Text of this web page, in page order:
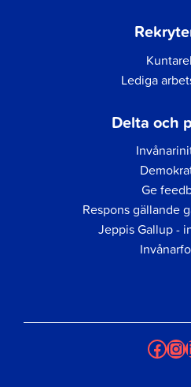
Lediga
Delta och
Ge
Respons gällande
Jeppis Gallup -